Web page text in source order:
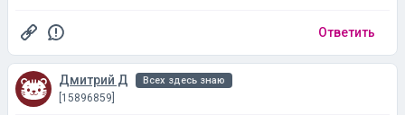
Ответить
Дмитрий Д Всех здесь знаю
[15896859]